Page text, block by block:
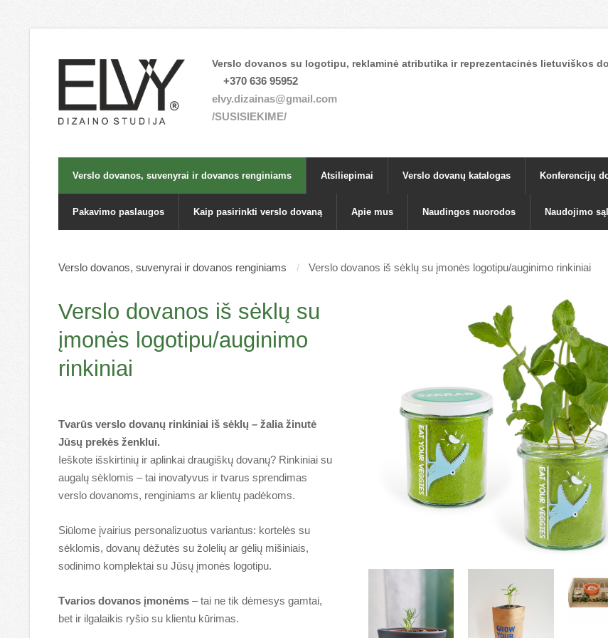
Verslo dovanos su logotipu, reklaminė atributika ir reprezentacinės lietuviškos
+370 636 95952
elvy.dizainas@gmail.com
/SUSISIEKIME/
Verslo dovanos, suvenyrai ir dovanos renginiams Atsiliepimai Verslo dovanų katalogas Konferencijų
Pakavimo paslaugos Kaip pasirinkti verslo dovaną Apie mus Naudingos nuorodos Naudojimo
Verslo dovanos, suvenyrai ir dovanos renginiams Verslo dovanos iš sėklų su įmonės logotipu/auginimo rinkiniai
Verslo dovanos iš sėklų su
įmonės logotipu/auginimo
rinkiniai
Tvarūs verslo dovanų rinkiniai iš sėklų – žalia žinutė
Jūsų prekės ženklui.
Ieškote išskirtinių ir aplinkai draugiškų dovanų? Rinkiniai su
augalų sėklomis – tai inovatyvus ir tvarus sprendimas
verslo dovanoms, renginiams ar klientų padėkoms.
Siūlome įvairius personalizuotus variantus: kortelės su
sėklomis, dovanų dėžutės su žolelių ar gėlių mišiniais,
sodinimo komplektai su Jūsų įmonės logotipu.
Tvarios dovanos įmonėms – tai ne tik dėmesys gamtai,
bet ir ilgalaikis ryšio su klientu kūrimas.